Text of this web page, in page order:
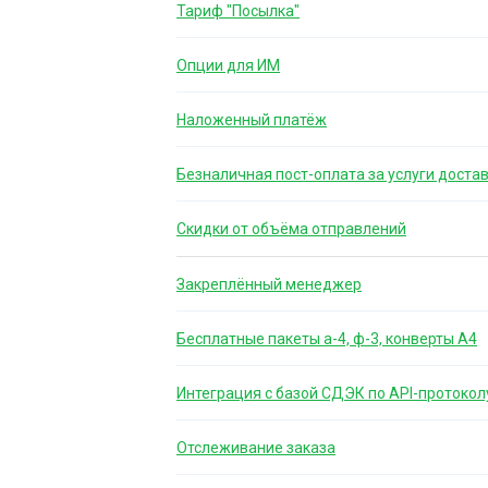
Тариф "Посылка"
Опции для ИМ
Наложенный платёж
Безналичная пост-оплата за услуги
Скидки от объёма отправлений
Закреплённый менеджер
Бесплатные пакеты а-4, ф-3, конверты А4
Интеграция с базой СДЭК по API-
Отслеживание заказа